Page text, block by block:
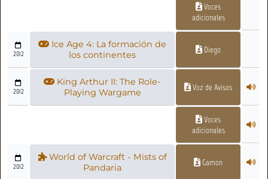
Voces
adicionales
2012
Ice Age 4: La formación de
los continentes
Diego
2012
King Arthur II: The Role-
Playing Wargame
Voz de Avisos
Voces
adicionales
2012
World of Warcraft - Mists of
Pandaria
Gamon